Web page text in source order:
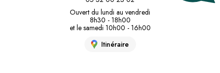
Ouvert du lundi au vendredi
8h30 - 18h00
et le samedi 10h00 - 16h00
Itinéraire